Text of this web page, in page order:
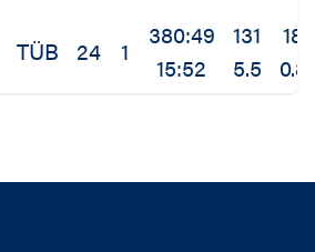
TÜB 24 1
380:49
15:52
131
5.5
18
0.8